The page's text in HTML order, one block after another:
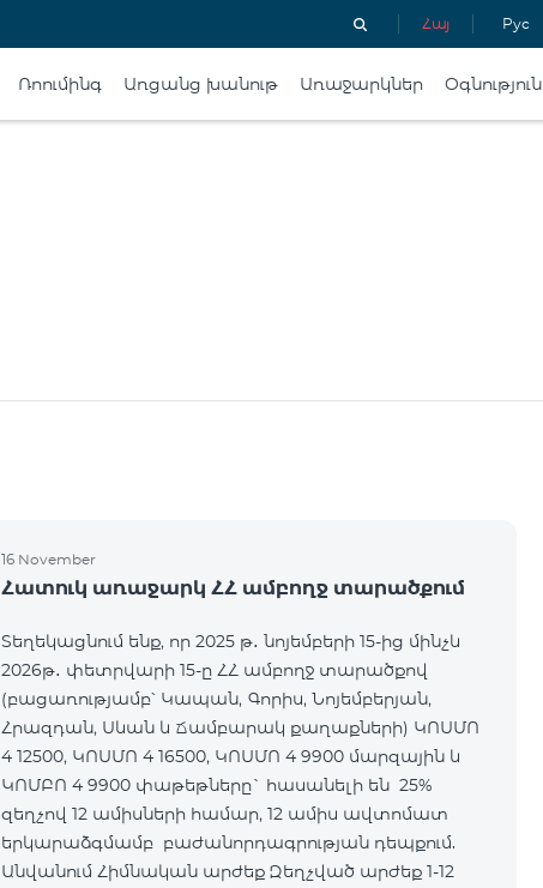
Հայ Рус
Ռոումինգ Առցանց խանութ Առաջարկներ Օգնություն
16 November
Հատուկ առաջարկ ՀՀ ամբողջ տարածքում
Տեղեկացնում ենք, որ 2025 թ․ նոյեմբերի 15-ից մինչև
2026թ․ փետրվարի 15-ը ՀՀ ամբողջ տարածքով
(բացառությամբ՝ Կապան, Գորիս, Նոյեմբերյան,
Հրազդան, Սևան և Ճամբարակ քաղաքների) ԿՈՍՄՈ
4 12500, ԿՈՍՄՈ 4 16500, ԿՈՍՄՈ 4 9900 մարզային և
ԿՈՄԲՈ 4 9900 փաթեթները` հասանելի են 25%
զեղչով 12 ամիսների համար, 12 ամիս ավտոմատ
երկարաձգմամբ բաժանորդագրության դեպքում.
Անվանում Հիմնական արժեք Զեղչված արժեք 1-12